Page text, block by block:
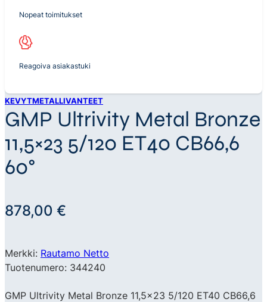
Nopeat toimitukset
Reagoiva asiakastuki
KEVYTMETALLIVANTEET
GMP Ultrivity Metal Bronze
11,5×23 5/120 ET40 CB66,6
60°
878,00 €
Merkki: Rautamo Netto
Tuotenumero: 344240
GMP Ultrivity Metal Bronze 11,5×23 5/120 ET40 CB66,6